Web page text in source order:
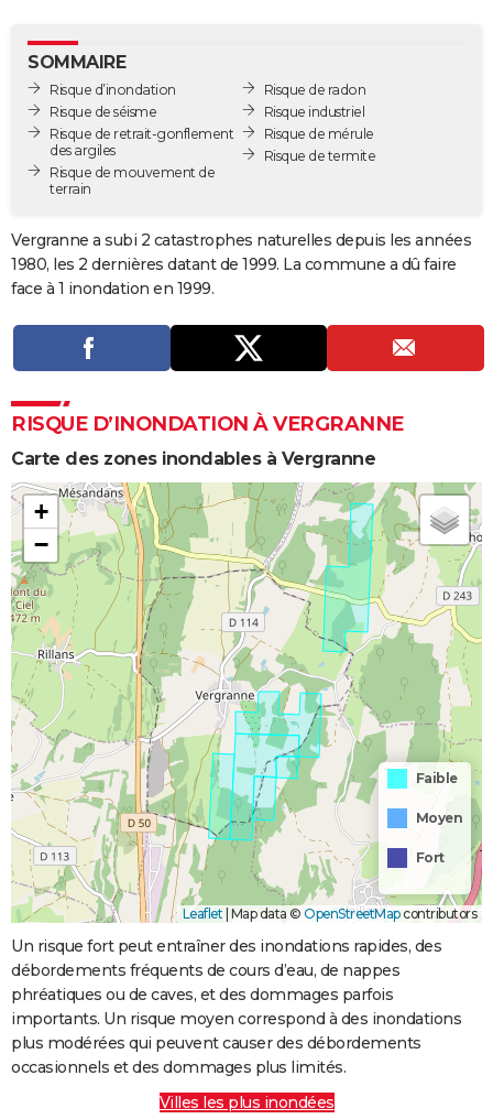
GUIDES D'ACHAT
BONS PLANS
CARTE DE VOEUX
Carte de Noël
Carte Bonne année
Carte Saint-Valentin
Carte Pâques
Carte d'anniversaire
Dictionnaire
Biographies
Citations
Expressions
Proverbes
PROGRAMME TV
COPAINS D'AVANT
Se connecter
Collèges
Universités
Entreprises
Service militaire
Avis de recherche
AVIS DE DÉCÈS
Bricolage
Lifestyle
Culture
Sport
Auto
Television
Voyage
Cinema
SOMMAIRE
Risque d’inondation
Risque de séisme
Risque de retrait-gonflement
des argiles
Risque de mouvement de
terrain
Risque de radon
Risque industriel
Risque de mérule
Risque de termite
Vergranne a subi 2 catastrophes naturelles depuis les années
1980, les 2 dernières datant de 1999. La commune a dû faire
face à 1 inondation en 1999.
RISQUE D’INONDATION À VERGRANNE
Carte des zones inondables à Vergranne
+
−
Faible
Moyen
Fort
Leaflet | Map data © OpenStreetMapcontributors
Un risque fort peut entraîner des inondations rapides, des
débordements fréquents de cours d’eau, de nappes
phréatiques ou de caves, et des dommages parfois
importants. Un risque moyen correspond à des inondations
plus modérées qui peuvent causer des débordements
occasionnels et des dommages plus limités.
Villes les plus inondées